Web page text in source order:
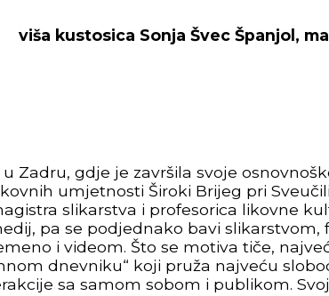
viša kustosica Sonja Švec Španjol,
u Zadru, gdje je završila svoje
umjetnosti Široki Brijeg pri
slikarstva i profesorica likovne
pa se podjednako bavi slikarstvom,
i videom. Što se motiva tiče,
dnevniku“ koji pruža najveću
sa samom sobom i publikom.